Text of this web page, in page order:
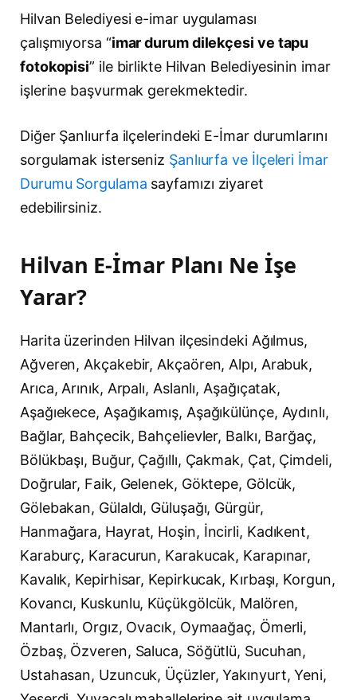
Hilvan Belediyesi e-imar uygulaması
çalışmıyorsa “imar durum dilekçesi ve tapu
fotokopisi” ile birlikte Hilvan Belediyesinin imar
işlerine başvurmak gerekmektedir.
Diğer Şanlıurfa ilçelerindeki E-İmar durumlarını
sorgulamak isterseniz Şanlıurfa ve İlçeleri İmar
Durumu Sorgulama sayfamızı ziyaret
edebilirsiniz.
Hilvan E-İmar Planı Ne İşe
Yarar?
Harita üzerinden Hilvan ilçesindeki Ağılmus,
Ağveren, Akçakebir, Akçaören, Alpı, Arabuk,
Arıca, Arınık, Arpalı, Aslanlı, Aşağıçatak,
Aşağıekece, Aşağıkamış, Aşağıkülünçe, Aydınlı,
Bağlar, Bahçecik, Bahçelievler, Balkı, Barğaç,
Bölükbaşı, Buğur, Çağıllı, Çakmak, Çat, Çimdeli,
Doğrular, Faik, Gelenek, Göktepe, Gölcük,
Gölebakan, Gülaldı, Güluşağı, Gürgür,
Hanmağara, Hayrat, Hoşin, İncirli, Kadıkent,
Karaburç, Karacurun, Karakucak, Karapınar,
Kavalık, Kepirhisar, Kepirkucak, Kırbaşı, Korgun,
Kovancı, Kuskunlu, Küçükgölcük, Malören,
Mantarlı, Orgız, Ovacık, Oymaağaç, Ömerli,
Özbaş, Özveren, Saluca, Söğütlü, Sucuhan,
Ustahasan, Uzuncuk, Üçüzler, Yakınyurt, Yeni,